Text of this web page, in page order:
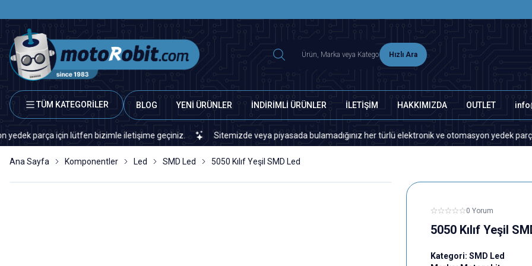
Hızlı Ara
TÜM KATEGORİLER BLOG YENİ ÜRÜNLER İNDİRİMLİ ÜRÜNLER İLETİŞİM HAKKIMIZDA OUTLET
parça için lütfen bizimle iletişime geçiniz. Sitemizde veya piyasada bulamadığınız her türlü elektronik ve otomasyon yedek parça için
Ana Sayfa Komponentler Led SMD Led 5050 Kılıf Yeşil SMD Led
0 Yorum
5050 Kılıf Yeşil
Kategori: SMD Led